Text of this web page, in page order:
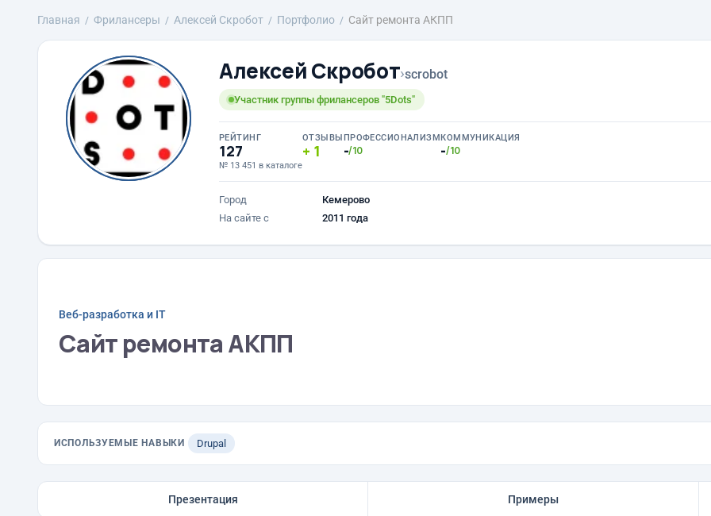
Главная Фрилансеры Алексей Скробот Портфолио Сайт ремонта АКПП
Алексей Скробот›scrobot
Участник группы фрилансеров "5Dots"
РЕЙТИНГ
127
№ 13 451 в каталоге
ОТЗЫВЫ
1
ПРОФЕССИОНАЛИЗМ
-/10
КОММУНИКАЦИЯ
-/10
Город
Кемерово
На сайте с
2011 года
Веб-разработка и IT
Сайт ремонта АКПП
ИСПОЛЬЗУЕМЫЕ НАВЫКИ Drupal
Презентация Примеры